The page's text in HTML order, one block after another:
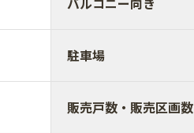
駐車場
販売戸数・販売区画数